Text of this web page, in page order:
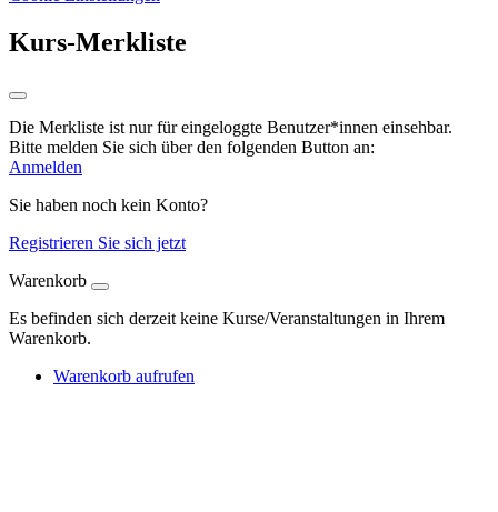
Kurs-Merkliste
Die Merkliste ist nur für eingeloggte Benutzer*innen einsehbar.
Bitte melden Sie sich über den folgenden Button an:
Anmelden
Sie haben noch kein Konto?
Registrieren Sie sich jetzt
Warenkorb
Es befinden sich derzeit keine Kurse/Veranstaltungen in Ihrem
Warenkorb.
Warenkorb aufrufen